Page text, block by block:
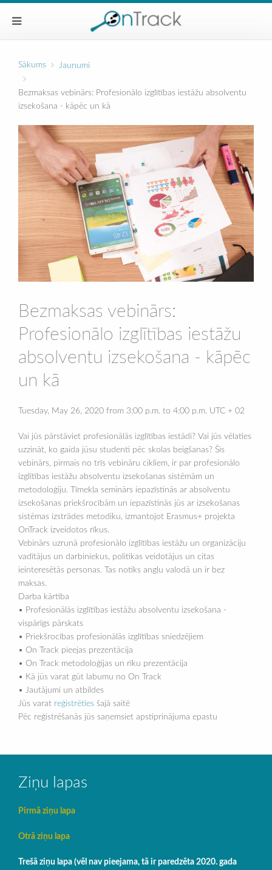
Sākums Jaunumi
Bezmaksas vebinārs: Profesionālo izglītības iestāžu absolventu
izsekošana - kāpēc un kā
Bezmaksas vebinārs:
Profesionālo izglītības iestāžu
absolventu izsekošana - kāpēc
un kā
Tuesday, May 26, 2020 from 3:00 p.m. to 4:00 p.m. UTC + 02
Vai jūs pārstāviet profesionālās izglītības iestādi? Vai jūs vēlaties
uzzināt, ko gaida jūsu studenti pēc skolas beigšanas? Šis
vebinārs, pirmais no trīs vebināru cikliem, ir par profesionālo
izglītības iestāžu absolventu izsekošanas sistēmām un
metodoloģiju. Tīmekļa seminārs iepazīstinās ar absolventu
izsekošanas priekšrocībām un iepazīstinās jūs ar izsekošanas
sistēmas izstrādes metodiku, izmantojot Erasmus+ projekta
OnTrack izveidotos rīkus.
Vebinārs uzrunā profesionālo izglītības iestāžu un organizāciju
vadītājus un darbiniekus, politikas veidotājus un citas
ieinteresētās personas. Tas notiks angļu valodā un ir bez
maksas.
Darba kārtība
• Profesionālās izglītības iestāžu absolventu izsekošana -
vispārīgs pārskats
• Priekšrocības profesionālās izglītības sniedzējiem
• On Track pieejas prezentācija
• On Track metodoloģijas un rīku prezentācija
• Kā jūs varat gūt labumu no On Track
• Jautājumi un atbildes
Jūs varat reģistrēties šajā saitē
Pēc reģistrēšanās jūs saņemsiet apstiprinājuma epastu
Ziņu lapas
Pirmā ziņu lapa
Otrā ziņu lapa
Trešā ziņu lapa (vēl nav pieejama, tā ir paredzēta 2020. gada